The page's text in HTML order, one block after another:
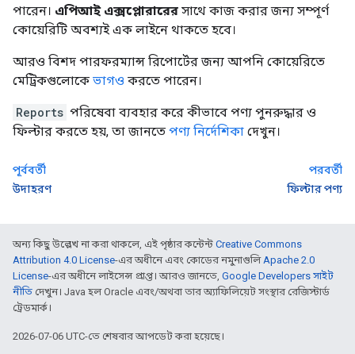
পারেন। এপিআই এক্সপ্লোরারের সাথে কাজ করার জন্য সম্পূর্ণ
কোয়েরিটি অবশ্যই এক লাইনে থাকতে হবে।
আরও বিশদ পারফরম্যান্স রিপোর্টের জন্য আপনি কোয়েরিতে
মেট্রিকগুলোকে ভাগও করতে পারেন।
Reports পরিষেবা ব্যবহার করে কীভাবে পণ্য পুনরুদ্ধার ও
ফিল্টার করতে হয়, তা জানতে পণ্য নির্দেশিকা দেখুন।
পূর্ববর্তী
উদাহরণ
পরবর্তী
ফিল্টার পণ্য
অন্য কিছু উল্লেখ না করা থাকলে, এই পৃষ্ঠার কন্টেন্ট Creative Commons
Attribution 4.0 License-এর অধীনে এবং কোডের নমুনাগুলিApache 2.0
License-এর অধীনে লাইসেন্স প্রাপ্ত। আরও জানতে, Google Developers সাইট
নীতি দেখুন। Java হল Oracle এবং/অথবা তার অ্যাফিলিয়েট সংস্থার রেজিস্টার্ড
ট্রেডমার্ক।
2026-07-06 UTC-তে শেষবার আপডেট করা হয়েছে।